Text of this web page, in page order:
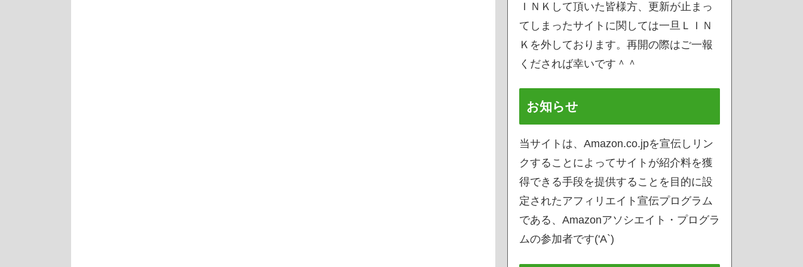
ＩＮＫして頂いた皆様方、更新が止まっ
てしまったサイトに関しては一旦ＬＩＮ
Ｋを外しております。再開の際はご一報
くだされば幸いです＾＾
お知らせ
当サイトは、Amazon.co.jpを宣伝しリン
クすることによってサイトが紹介料を獲
得できる手段を提供することを目的に設
定されたアフィリエイト宣伝プログラム
である、Amazonアソシエイト・プログラ
ムの参加者です('A`)